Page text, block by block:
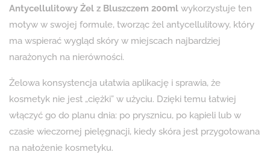
Antycellulitowy Żel z Bluszczem 200ml wykorzystuje ten
motyw w swojej formule, tworząc żel antycellulitowy, który
ma wspierać wygląd skóry w miejscach najbardziej
narażonych na nierówności.
Żelowa konsystencja ułatwia aplikację i sprawia, że
kosmetyk nie jest „ciężki” w użyciu. Dzięki temu łatwiej
włączyć go do planu dnia: po prysznicu, po kąpieli lub w
czasie wieczornej pielęgnacji, kiedy skóra jest przygotowana
na nałożenie kosmetyku.